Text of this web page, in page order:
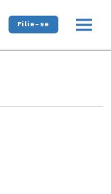
Filie-se